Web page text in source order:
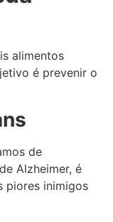
alimentos
é prevenir o
de
Alzheimer, é
piores inimigos